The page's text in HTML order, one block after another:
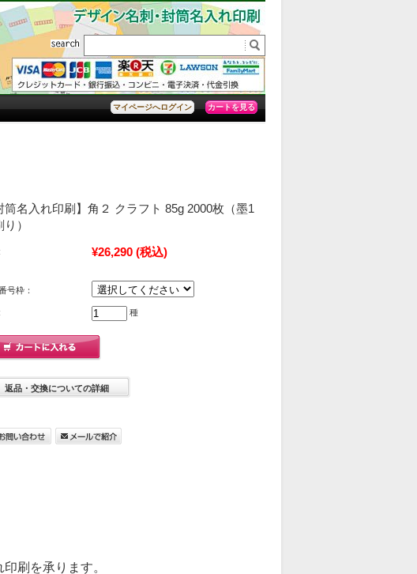
マイページへログイン カートを見る
筒名入れ印刷】角２ クラフト 85g 2000枚（墨1
）
¥26,290 (税込)
号枠：
種
返品・交換についての詳細
刷を承ります。